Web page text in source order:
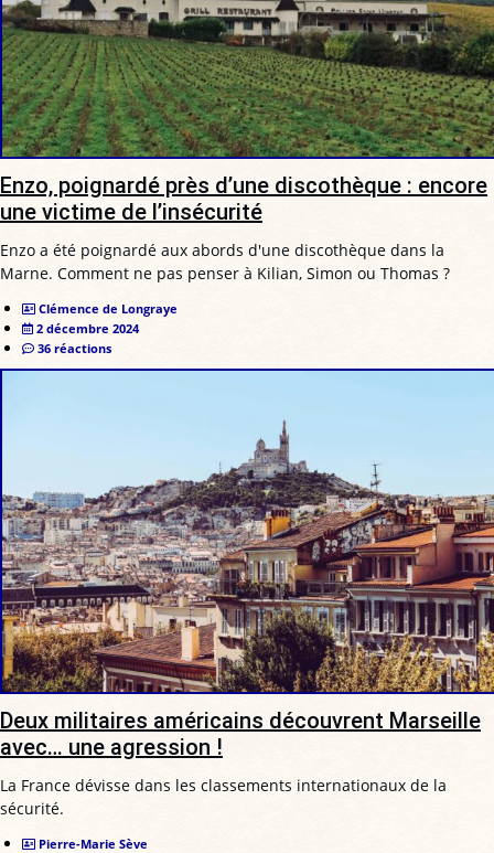
Enzo, poignardé près d’une discothèque : encore
une victime de l’insécurité
Enzo a été poignardé aux abords d'une discothèque dans la
Marne. Comment ne pas penser à Kilian, Simon ou Thomas ?
Clémence de Longraye
2 décembre 2024
36 réactions
Deux militaires américains découvrent Marseille
avec… une agression !
La France dévisse dans les classements internationaux de la
sécurité.
Pierre-Marie Sève